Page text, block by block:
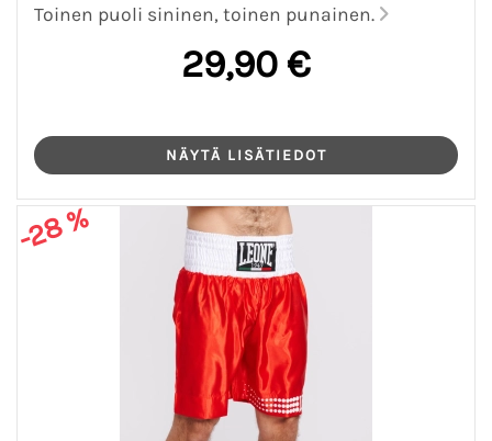
Toinen puoli sininen, toinen punainen.
29,90 €
-28 %